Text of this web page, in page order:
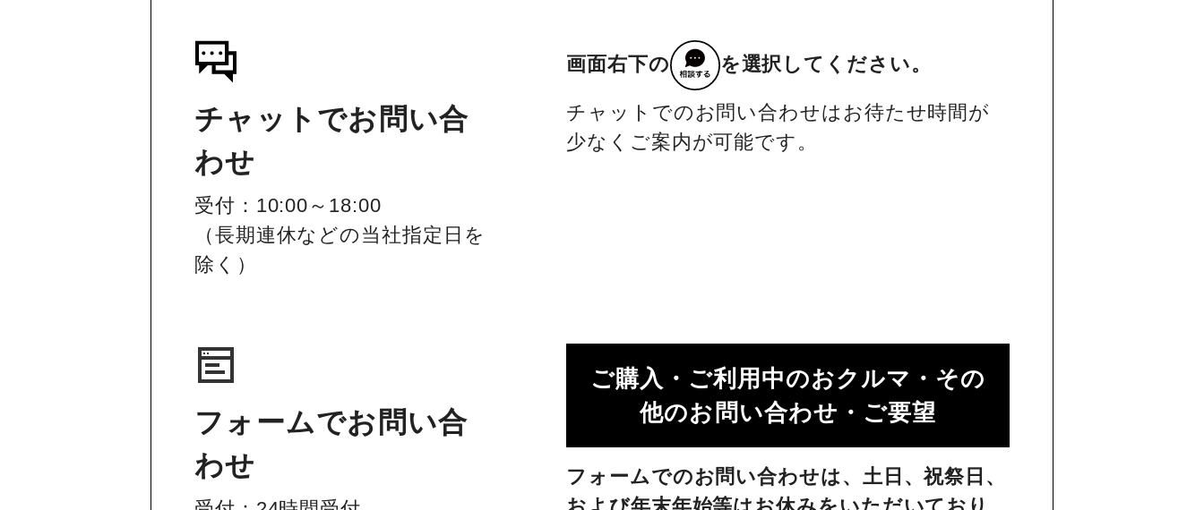
チャットでお問い合
わせ
受付：10:00～18:00
（長期連休などの当社指定日を
除く）
画面右下の を選択してください。
チャットでのお問い合わせはお待たせ時間が
少なくご案内が可能です。
フォームでお問い合
わせ
ご購入・ご利用中のおクルマ・その
他のお問い合わせ・ご要望​
フォームでのお問い合わせは、土日、祝祭日、